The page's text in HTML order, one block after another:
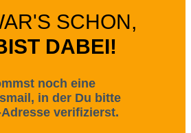
SCHON,
DABEI!
noch eine
in der Du bitte
verifizierst.